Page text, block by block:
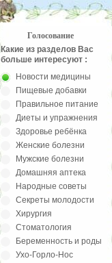
Голосование
Какие из разделов Вас
больше интересуют :
Новости медицины
Пищевые добавки
Правильное питание
Диеты и упражнения
Здоровье ребёнка
Женские болезни
Мужские болезни
Домашняя аптека
Народные советы
Секреты молодости
Хирургия
Стоматология
Беременность и роды
Ухо-Горло-Нос